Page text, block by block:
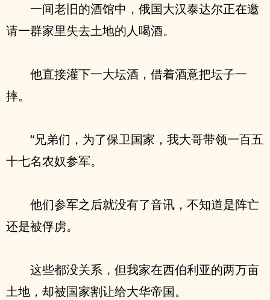
一间老旧的酒馆中，俄国大汉泰达尔正在邀
请一群家里失去土地的人喝酒。
他直接灌下一大坛酒，借着酒意把坛子一
摔。
“兄弟们，为了保卫国家，我大哥带领一百五
十七名农奴参军。
他们参军之后就没有了音讯，不知道是阵亡
还是被俘虏。
这些都没关系，但我家在西伯利亚的两万亩
土地，却被国家割让给大华帝国。